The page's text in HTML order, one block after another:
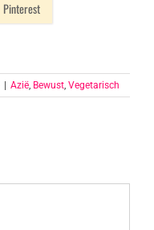
Pinterest
| Azië Bewust Vegetarisch